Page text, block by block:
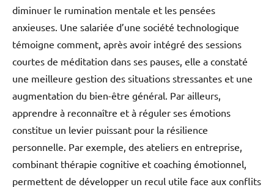
diminuer le rumination mentale et les pensées
anxieuses. Une salariée d’une société technologique
témoigne comment, après avoir intégré des sessions
courtes de méditation dans ses pauses, elle a constaté
une meilleure gestion des situations stressantes et une
augmentation du bien-être général. Par ailleurs,
apprendre à reconnaître et à réguler ses émotions
constitue un levier puissant pour la résilience
personnelle. Par exemple, des ateliers en entreprise,
combinant thérapie cognitive et coaching émotionnel,
permettent de développer un recul utile face aux conflits